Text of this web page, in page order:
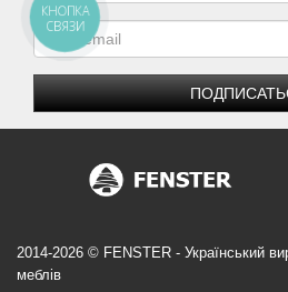
2014-2026 © FENSTER - Український
меблів
КНОПКА
СВЯЗИ